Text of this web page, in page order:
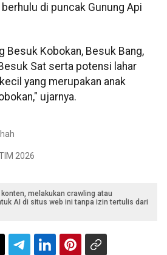
di puncak Gunung Api
Besuk Kobokan, Besuk Bang,
Sat serta potensi lahar
yang merupakan anak
ujarnya.
2026
melakukan crawling atau
AI di situs web ini tanpa izin tertulis dari